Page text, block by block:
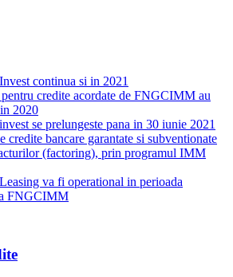
continua si in 2021
credite acordate de FNGCIMM au
2020
se prelungeste pana in 30 iunie 2021
credite bancare garantate si subventionate
(factoring), prin programul IMM
va fi operational in perioada
FNGCIMM